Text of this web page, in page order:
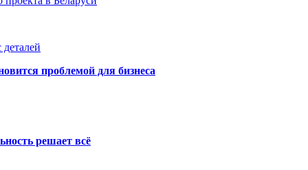
проблемой для бизнеса
решает всё